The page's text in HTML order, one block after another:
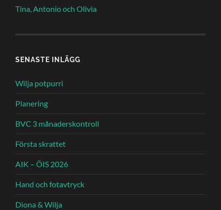
Tina, Antonio och Olivia
SENASTE INLÄGG
Wilja potpurri
Planering
BVC 3 månaderskontroll
Första skrattet
AIK – ÖIS 2026
Hand och fotavtryck
Diona & Wilja